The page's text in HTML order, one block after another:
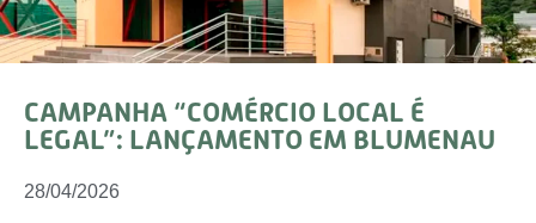
CAMPANHA “COMÉRCIO LOCAL É
LEGAL”: LANÇAMENTO EM BLUMENAU
28/04/2026